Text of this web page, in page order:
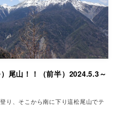
尾山！！（前半）2024.5.3～
り、そこから南に下り這松尾山でテ